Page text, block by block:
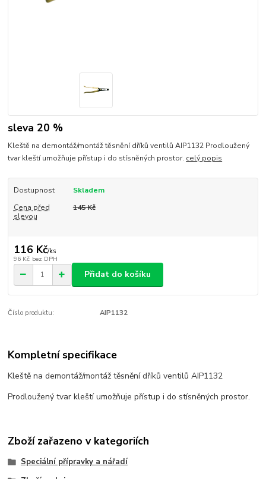
sleva 20 %
Kleště na demontáž/montáž těsnění dříků ventilů AIP1132 Prodloužený
tvar kleští umožňuje přístup i do stísněných prostor. celý popis
Dostupnost
Skladem
Cena před
slevou
145 Kč
116 Kč/ks
96 Kč bez DPH
Přidat do košíku
Číslo produktu: AIP1132
Kompletní specifikace
Kleště na demontáž/montáž těsnění dříků ventilů AIP1132
Prodloužený tvar kleští umožňuje přístup i do stísněných prostor.
Zboží zařazeno v kategoriích
Speciální přípravky a nářadí